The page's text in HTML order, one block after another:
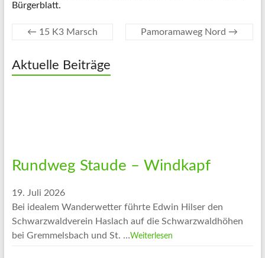
Bürgerblatt.
← 15 K3 Marsch Pamoramaweg Nord →
Aktuelle Beiträge
Rundweg Staude – Windkapf
19. Juli 2026
Bei idealem Wanderwetter führte Edwin Hilser den
Schwarzwaldverein Haslach auf die Schwarzwaldhöhen
bei Gremmelsbach und St. …Weiterlesen